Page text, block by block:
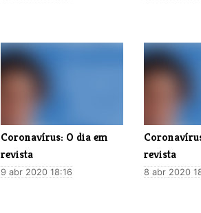
Coronavírus: O dia em
revista
9 abr 2020 18:16
revista
8 abr 2020